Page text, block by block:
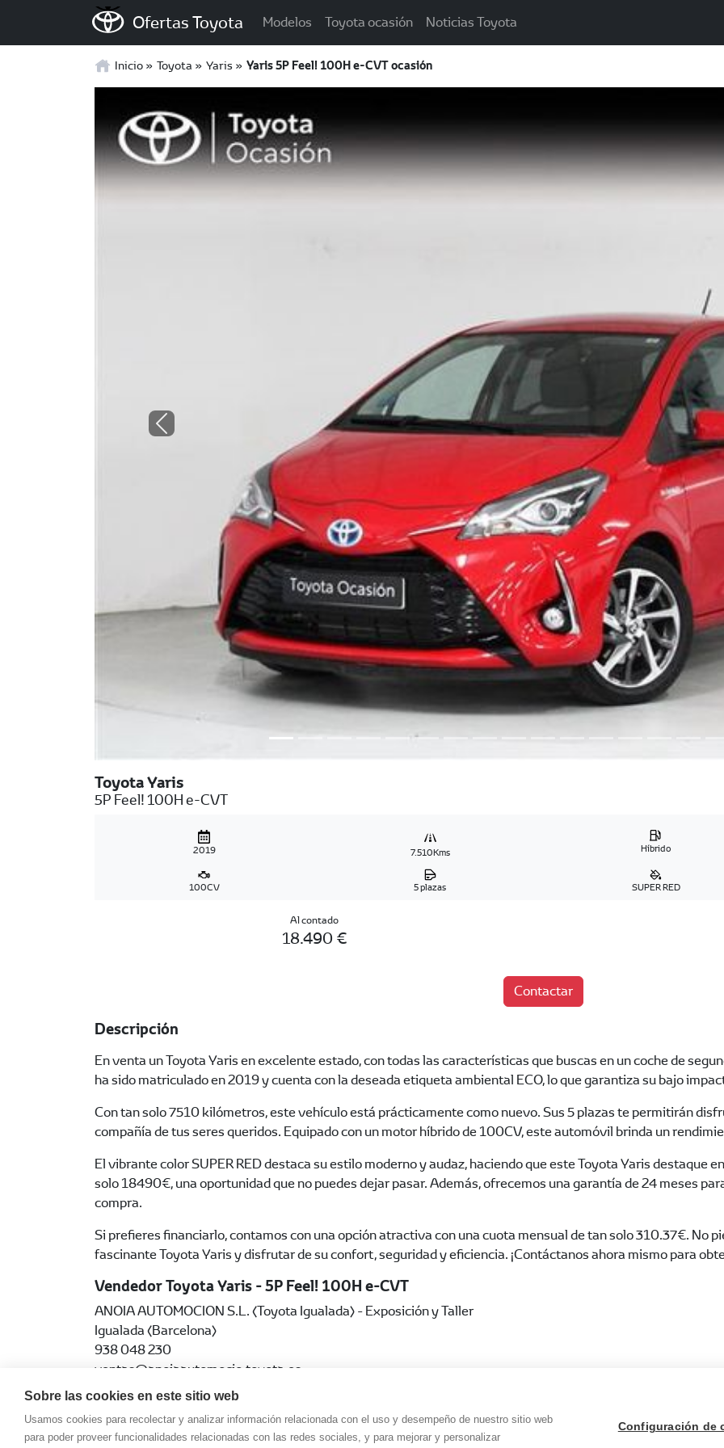
Ofertas Toyota Modelos Toyota ocasión Noticias Toyota
Inicio Toyota Yaris Yaris 5P Feel! 100H e-CVT ocasión
Previous
Toyota Yaris
5P Feel! 100H e-CVT
2019 7.510Kms Híbrido
100CV 5 plazas SUPER RED
Al contado
18.490 €
Contactar
Descripción
En venta un Toyota Yaris en excelente estado, con todas las características que buscas en un coche de
ha sido matriculado en 2019 y cuenta con la deseada etiqueta ambiental ECO, lo que garantiza su bajo
Con tan solo 7510 kilómetros, este vehículo está prácticamente como nuevo. Sus 5 plazas te permitirán
compañía de tus seres queridos. Equipado con un motor híbrido de 100CV, este automóvil brinda un
El vibrante color SUPER RED destaca su estilo moderno y audaz, haciendo que este Toyota Yaris destaque
solo 18490€, una oportunidad que no puedes dejar pasar. Además, ofrecemos una garantía de 24 meses
compra.
Si prefieres financiarlo, contamos con una opción atractiva con una cuota mensual de tan solo 310.37€. No
fascinante Toyota Yaris y disfrutar de su confort, seguridad y eficiencia. ¡Contáctanos ahora mismo para
Vendedor Toyota Yaris - 5P Feel! 100H e-CVT
ANOIA AUTOMOCION S.L. (Toyota Igualada) - Exposición y Taller
Igualada (Barcelona)
938 048 230
ventas@anoiaautomocio.toyota.es
http://www.toyotaigualada.toyota.es
Sobre las cookies en este sitio web
Usamos cookies para recolectar y analizar información relacionada con el uso y desempeño de nuestro sitio web
para poder proveer funcionalidades relacionadas con las redes sociales, y para mejorar y personalizar
Configuración de